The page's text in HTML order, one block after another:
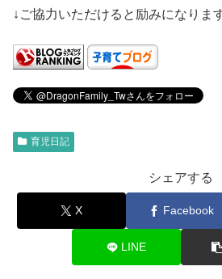
↓ご協力いただけると励みになります
育児日記
シェアする
X Facebook
LINE